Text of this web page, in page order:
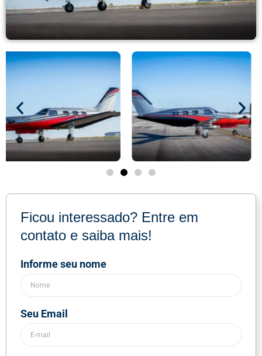
Ficou interessado? Entre em
contato e saiba mais!
Informe seu nome
Seu Email